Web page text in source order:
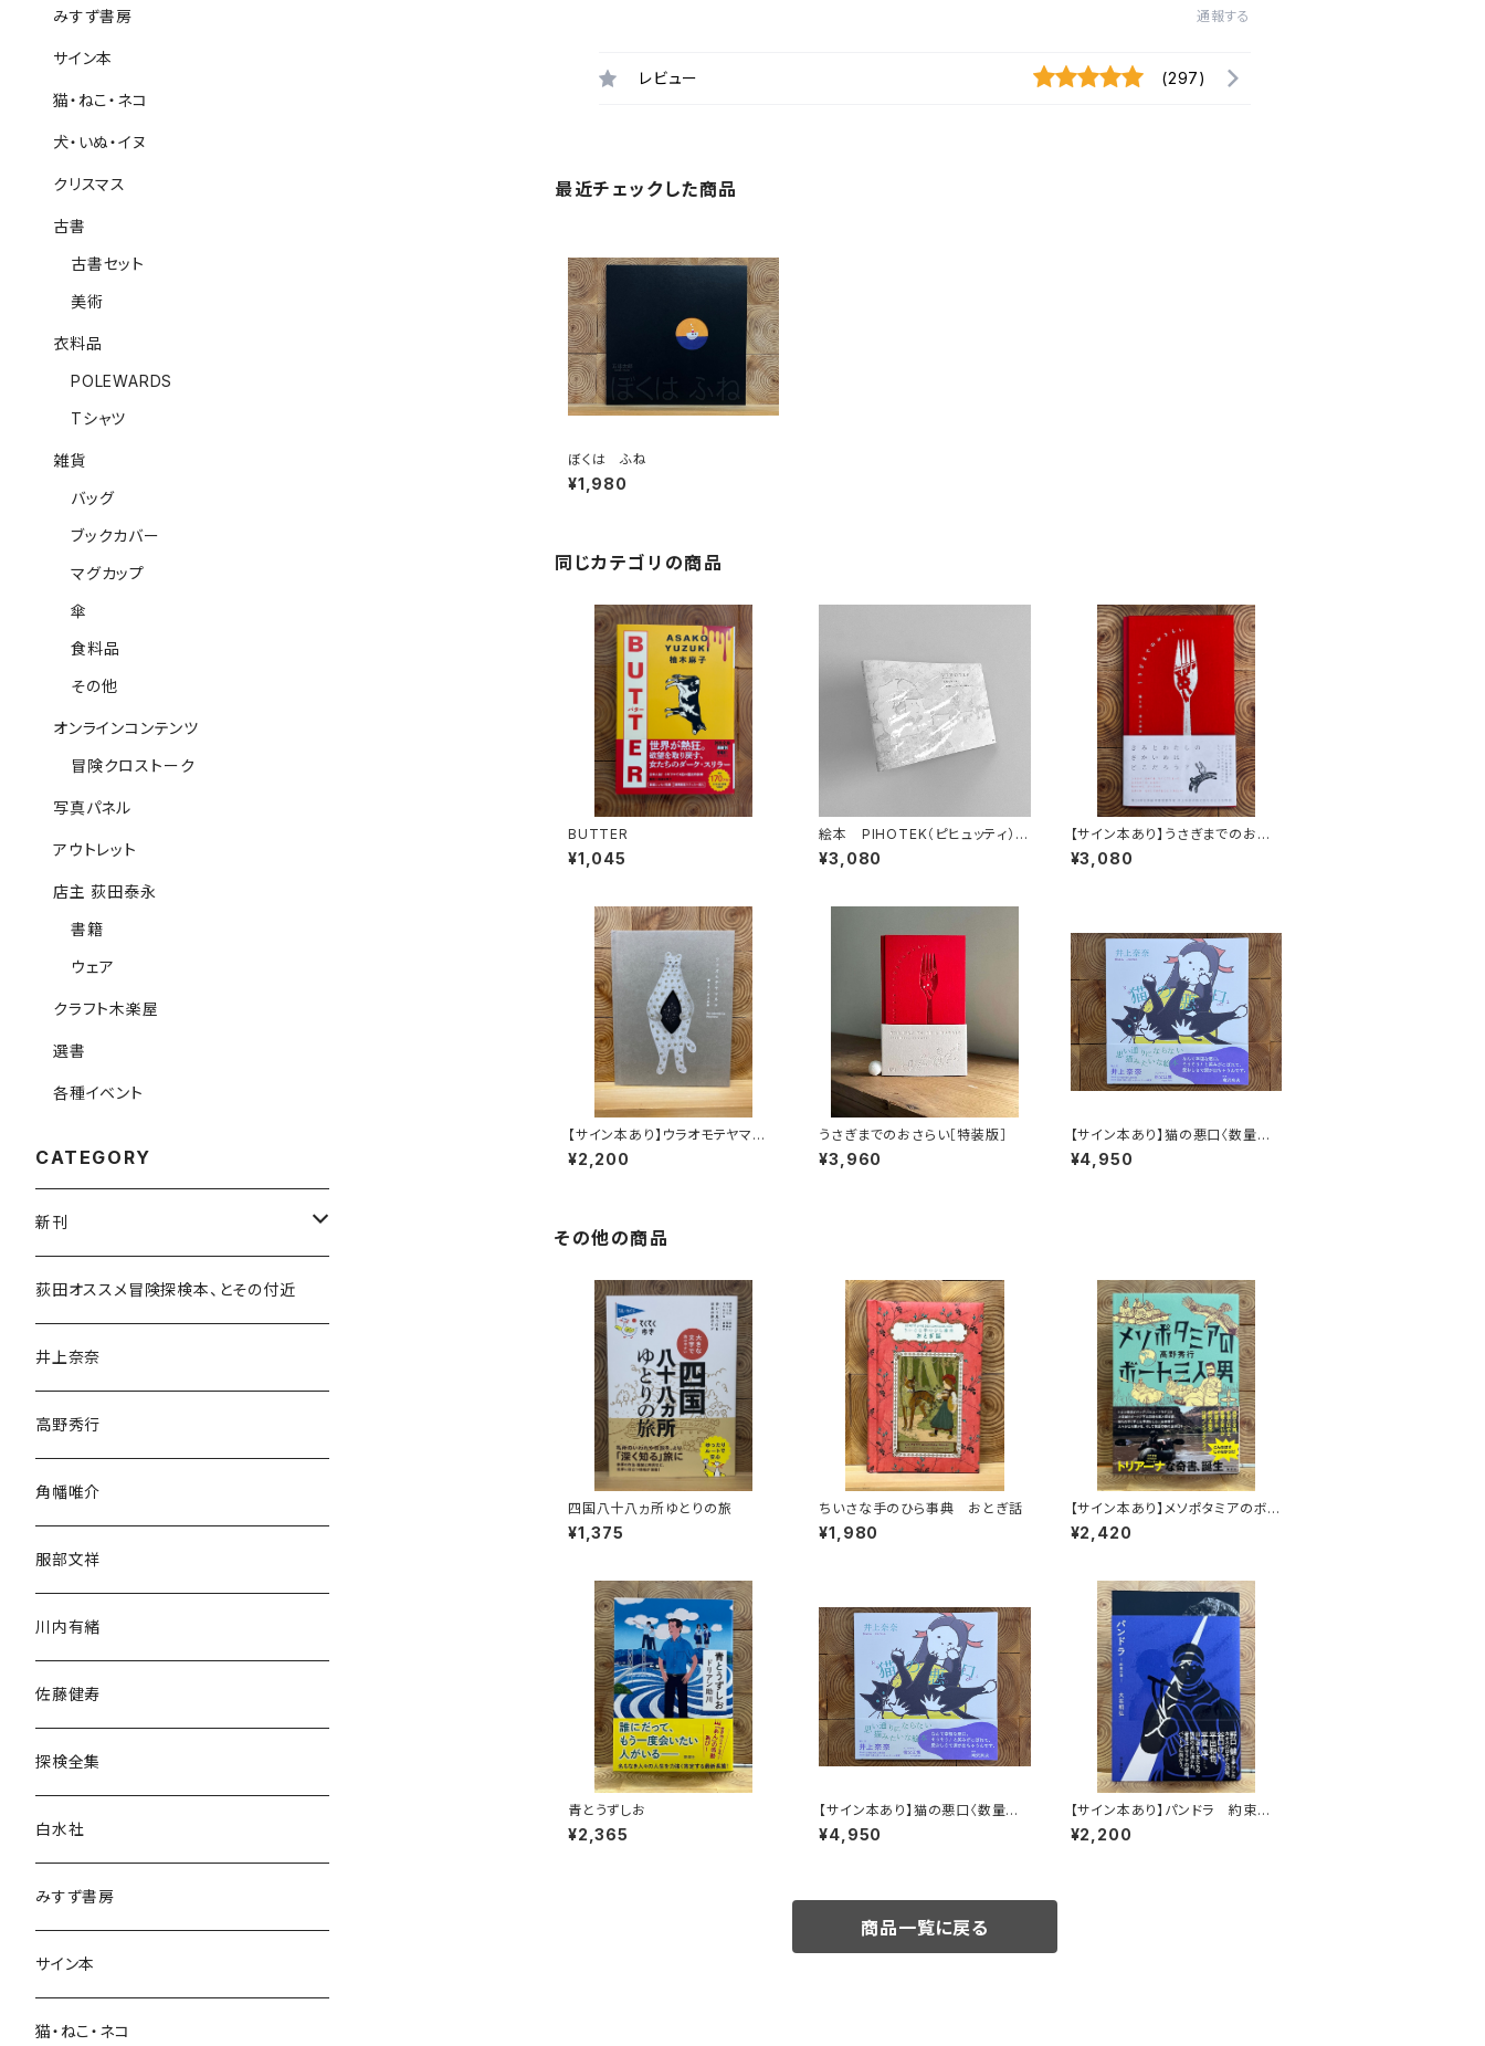
通報する
レビュー (297)
最近チェックした商品
ぼくは ふね
¥1,980
同じカテゴリの商品
BUTTER
¥1,045
絵本 PIHOTEK（ピヒュッティ）
北極を風と歩く
¥3,080
【サイン本あり】うさぎまでのおさ
らい［通常版］
¥3,080
【サイン本あり】ウラオモテヤマネ
コ
¥2,200
うさぎまでのおさらい［特装版］
¥3,960
【サイン本あり】猫の悪口〈数量限
定・オリジナルトート付き〉
¥4,950
その他の商品
四国八十八ヵ所ゆとりの旅
¥1,375
ちいさな手のひら事典 おとぎ話
¥1,980
【サイン本あり】メソポタミアのボ
ート三人男
¥2,420
青とうずしお
¥2,365
【サイン本あり】猫の悪口〈数量限
定・オリジナルトート付き〉
¥4,950
【サイン本あり】パンドラ 約束の
頂
¥2,200
商品一覧に戻る
みすず書房
サイン本
猫・ねこ・ネコ
犬・いぬ・イヌ
クリスマス
古書
古書セット
美術
衣料品
POLEWARDS
Tシャツ
雑貨
バッグ
ブックカバー
マグカップ
傘
食料品
その他
オンラインコンテンツ
冒険クロストーク
写真パネル
アウトレット
店主 荻田泰永
書籍
ウェア
クラフト木楽屋
選書
各種イベント
CATEGORY
新刊
和書
文学・小説・物語
随筆・ノンフィクション・その他
民族・風習
言語・ことば
荻田オススメ冒険探検本、とその付近
井上奈奈
高野秀行
角幡唯介
服部文祥
川内有緒
佐藤健寿
探検全集
白水社
みすず書房
サイン本
猫・ねこ・ネコ